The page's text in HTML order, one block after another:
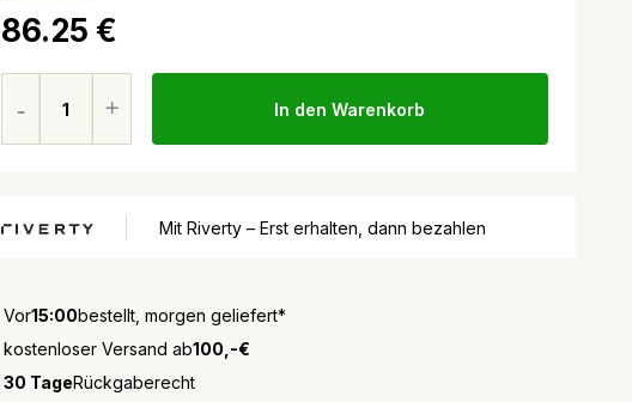
86.25 €
In den Warenkorb
Mit Riverty – Erst erhalten, dann bezahlen
Vor15:00bestellt, morgen geliefert*
kostenloser Versand ab100,-€
30 TageRückgaberecht